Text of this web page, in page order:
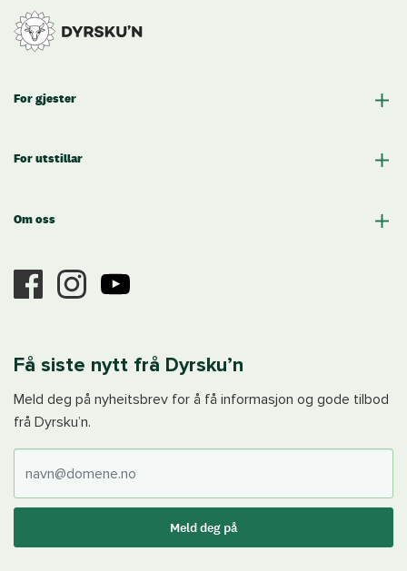
For gjester
For utstillar
Om oss
Få siste nytt frå Dyrsku’n
Meld deg på nyheitsbrev for å få informasjon og gode tilbod
frå Dyrsku’n.
Meld deg på